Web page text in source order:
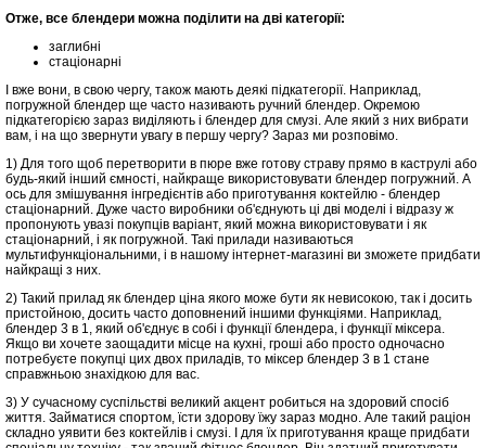
Отже, все блендери можна поділити на дві категорії:
заглибні
стаціонарні
І вже вони, в свою чергу, також мають деякі підкатегорії. Наприклад,
погружной блендер ще часто називають ручний блендер. Окремою
підкатегорією зараз виділяють і блендер для смузі. Але який з них вибрати
вам, і на що звернути увагу в першу чергу? Зараз ми розповімо.
1) Для того щоб перетворити в пюре вже готову страву прямо в каструлі або
будь-який інший ємності, найкраще використовувати блендер погружний. А
ось для змішування інгредієнтів або приготування коктейлю - блендер
стаціонарний. Дуже часто виробники об'єднують ці дві моделі і відразу ж
пропонують увазі покупців варіант, який можна використовувати і як
стаціонарний, і як погружной. Такі прилади називаються
мультифункціональними, і в нашому інтернет-магазині ви зможете придбати
найкращі з них.
2) Такий прилад як блендер ціна якого може бути як невисокою, так і досить
пристойною, досить часто доповнений іншими функціями. Наприклад,
блендер 3 в 1, який об'єднує в собі і функції блендера, і функції міксера.
Якщо ви хочете заощадити місце на кухні, гроші або просто одночасно
потребуєте покупці цих двох приладів, то міксер блендер 3 в 1 стане
справжньою знахідкою для вас.
3) У сучасному суспільстві великий акцент робиться на здоровий спосіб
життя. Займатися спортом, їсти здорову їжу зараз модно. Але такий раціон
складно уявити без коктейлів і смузі. І для їх приготування краще придбати